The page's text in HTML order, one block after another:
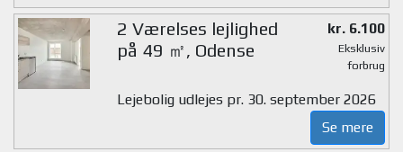
2 Værelses lejlighed
på 49 ㎡, Odense
kr. 6.100
Eksklusiv
forbrug
Lejebolig udlejes pr. 30. september 2026
Se mere